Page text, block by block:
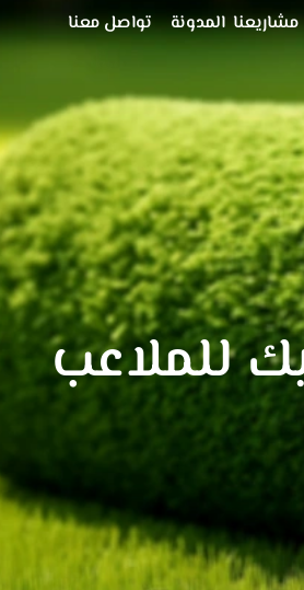
مشاريعنا المدونة تواصل معنا
للملاعب